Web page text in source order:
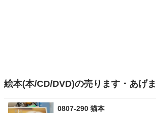
絵本(本/CD/DVD)の売ります・あげ
0807-290 猫本